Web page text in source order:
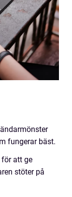
fungerar bäst.
att ge
stöter på